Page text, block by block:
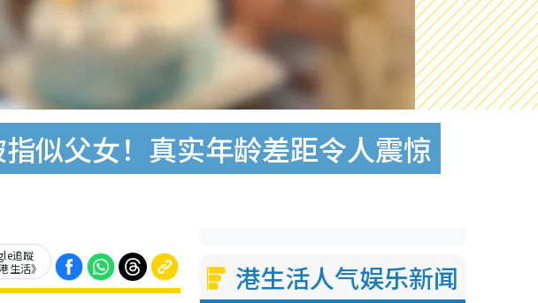
似父女！真实年龄差距令人震惊
追蹤
生活》
港生活人气娱乐新闻